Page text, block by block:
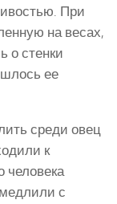
При
на весах,
о стенки
ее
среди овец
к
человека
медлили с